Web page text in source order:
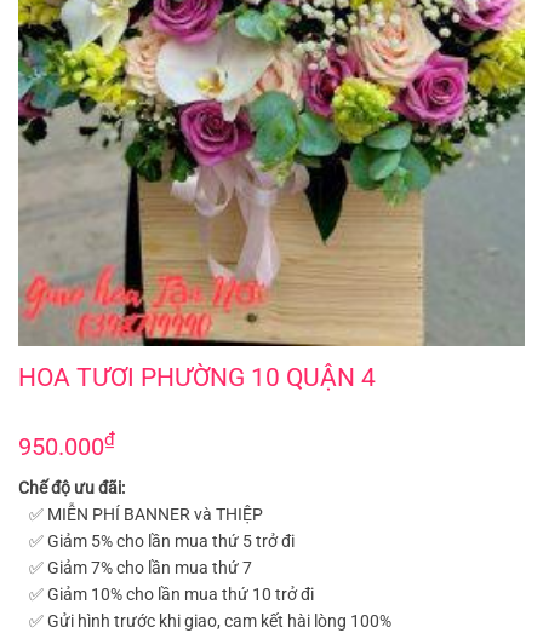
HOA TƯƠI PHƯỜNG 10 QUẬN 4
950.000₫
Chế độ ưu đãi:
✅ MIỄN PHÍ BANNER và THIỆP
✅ Giảm 5% cho lần mua thứ 5 trở đi
✅ Giảm 7% cho lần mua thứ 7
✅ Giảm 10% cho lần mua thứ 10 trở đi
✅ Gửi hình trước khi giao, cam kết hài lòng 100%